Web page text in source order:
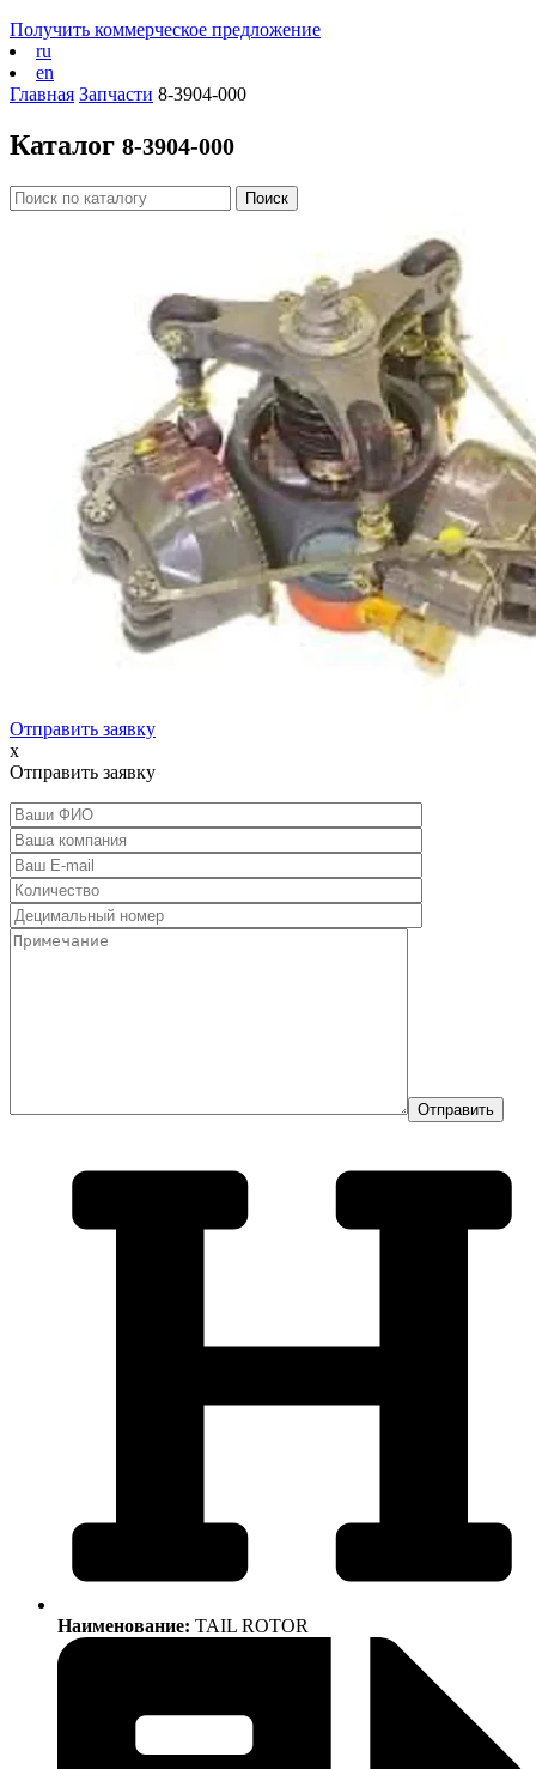
Получить коммерческое предложение
ru
en
Главная Запчасти 8-3904-000
Каталог 8-3904-000
Отправить заявку
x
Отправить заявку
Наименование: TAIL ROTOR